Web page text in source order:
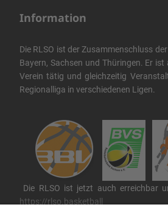
Information
Die RLSO ist der Zusammenschluss
Bayern, Sachsen und Thüringen. Er
Verein tätig und gleichzeitig
Regionalliga in verschiedenen Ligen.
Die RLSO ist jetzt auch erreichbar
https://rlso.basketball